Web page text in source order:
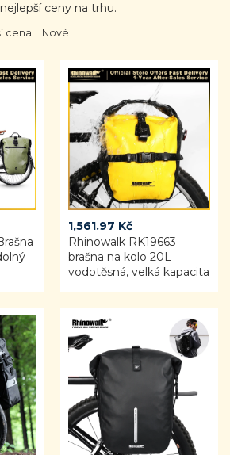
ceny na trhu.
cena Nové
1,561.97 Kč
Rhinowalk RK19663
brašna na kolo 20L
vodotěsná, velká kapacita